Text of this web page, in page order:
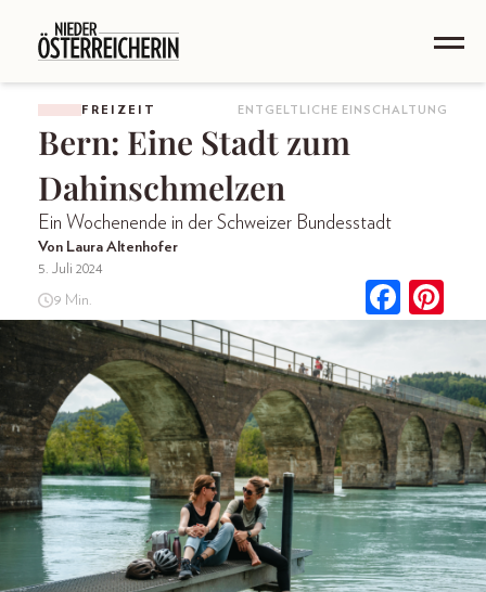
FREIZEIT ENTGELTLICHE EINSCHALTUNG
Bern: Eine Stadt zum
Dahinschmelzen
Ein Wochenende in der Schweizer Bundesstadt
Von Laura Altenhofer
5. Juli 2024
9 Min.